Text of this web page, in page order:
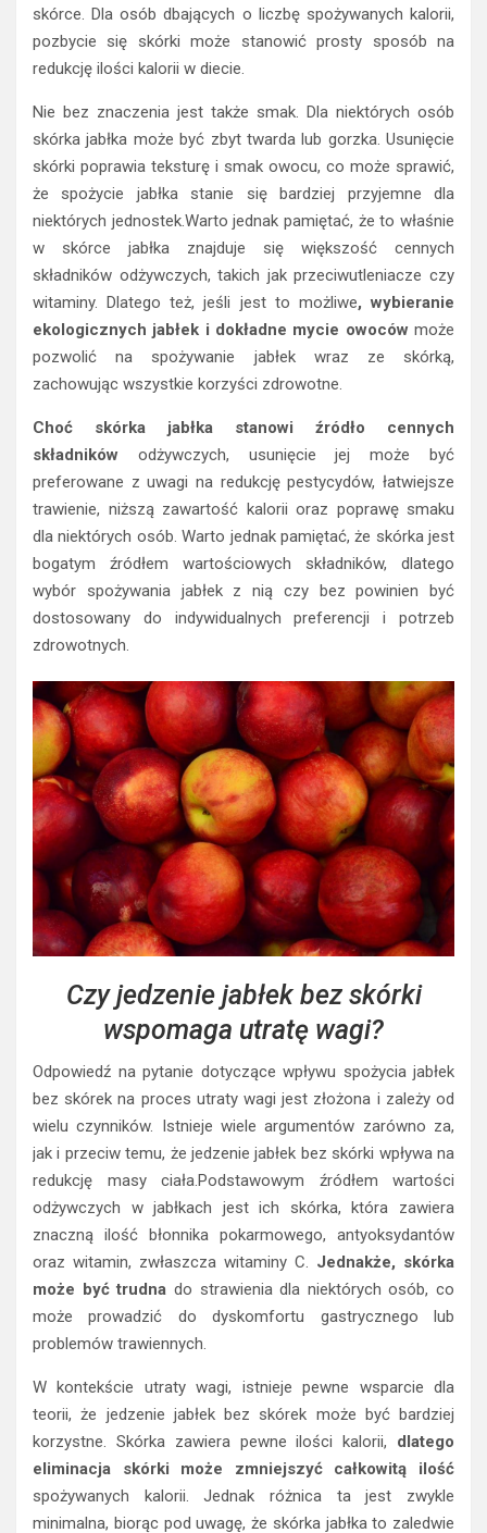
skórce. Dla osób dbających o liczbę spożywanych kalorii,
pozbycie się skórki może stanowić prosty sposób na
redukcję ilości kalorii w diecie.
Nie bez znaczenia jest także smak. Dla niektórych osób
skórka jabłka może być zbyt twarda lub gorzka. Usunięcie
skórki poprawia teksturę i smak owocu, co może sprawić,
że spożycie jabłka stanie się bardziej przyjemne dla
niektórych jednostek.Warto jednak pamiętać, że to właśnie
w skórce jabłka znajduje się większość cennych
składników odżywczych, takich jak przeciwutleniacze czy
witaminy. Dlatego też, jeśli jest to możliwe, wybieranie
ekologicznych jabłek i dokładne mycie owocówmoże
pozwolić na spożywanie jabłek wraz ze skórką,
zachowując wszystkie korzyści zdrowotne.
Choć skórka jabłka stanowi źródło cennych
składników odżywczych, usunięcie jej może być
preferowane z uwagi na redukcję pestycydów, łatwiejsze
trawienie, niższą zawartość kalorii oraz poprawę smaku
dla niektórych osób. Warto jednak pamiętać, że skórka jest
bogatym źródłem wartościowych składników, dlatego
wybór spożywania jabłek z nią czy bez powinien być
dostosowany do indywidualnych preferencji i potrzeb
zdrowotnych.
Czy jedzenie jabłek bez skórki
wspomaga utratę wagi?
Odpowiedź na pytanie dotyczące wpływu spożycia jabłek
bez skórek na proces utraty wagi jest złożona i zależy od
wielu czynników. Istnieje wiele argumentów zarówno za,
jak i przeciw temu, że jedzenie jabłek bez skórki wpływa na
redukcję masy ciała.Podstawowym źródłem wartości
odżywczych w jabłkach jest ich skórka, która zawiera
znaczną ilość błonnika pokarmowego, antyoksydantów
oraz witamin, zwłaszcza witaminy C. Jednakże, skórka
może być trudna do strawienia dla niektórych osób, co
może prowadzić do dyskomfortu gastrycznego lub
problemów trawiennych.
W kontekście utraty wagi, istnieje pewne wsparcie dla
teorii, że jedzenie jabłek bez skórek może być bardziej
korzystne. Skórka zawiera pewne ilości kalorii, dlatego
eliminacja skórki może zmniejszyć całkowitą ilość
spożywanych kalorii. Jednak różnica ta jest zwykle
minimalna, biorąc pod uwagę, że skórka jabłka to zaledwie